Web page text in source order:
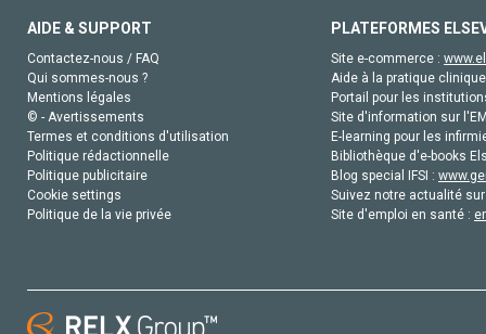
AIDE & SUPPORT
Contactez-nous / FAQ
Qui sommes-nous ?
Mentions légales
© - Avertissements
Termes et conditions d'utilisation
Politique rédactionnelle
Politique publicitaire
Cookie settings
Politique de la vie privée
PLATEFORMES
Site e-commerce :
Aide à la pratique
Portail pour les
Site d'information sur
E-learning pour les
Bibliothèque d'e-books
Blog special IFSI :
Suivez notre actualité
Site d'emploi en santé :